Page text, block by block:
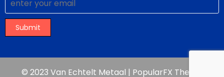
Submit
© 2023 Van Echtelt Metaal | PopularFX Theme